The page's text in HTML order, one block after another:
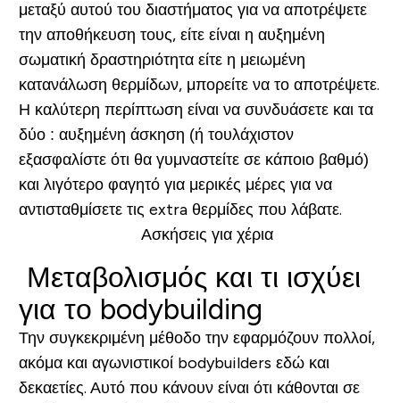
μεταξύ αυτού του διαστήματος για να αποτρέψετε
την αποθήκευση τους, είτε είναι η αυξημένη
σωματική δραστηριότητα είτε η μειωμένη
κατανάλωση θερμίδων, μπορείτε να το αποτρέψετε.
Η καλύτερη περίπτωση είναι να συνδυάσετε και τα
δύο : αυξημένη άσκηση (ή τουλάχιστον
εξασφαλίστε ότι θα γυμναστείτε σε κάποιο βαθμό)
και λιγότερο φαγητό για μερικές μέρες για να
αντισταθμίσετε τις extra θερμίδες που λάβατε.
Μεταβολισμός και τι ισχύει
για το bodybuilding
Την συγκεκριμένη μέθοδο την εφαρμόζουν πολλοί,
ακόμα και αγωνιστικοί bodybuilders εδώ και
δεκαετίες. Αυτό που κάνουν είναι ότι κάθονται σε